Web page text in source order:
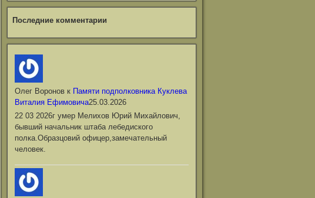
Последние комментарии
Олег Вороновк Памяти подполковника Куклева
Виталия Ефимовича25.03.2026
22 03 2026г умер Мелихов Юрий Михайлович,
бывший начальник штаба лебедиского
полка.Образцовий офицер,замечательный
человек.